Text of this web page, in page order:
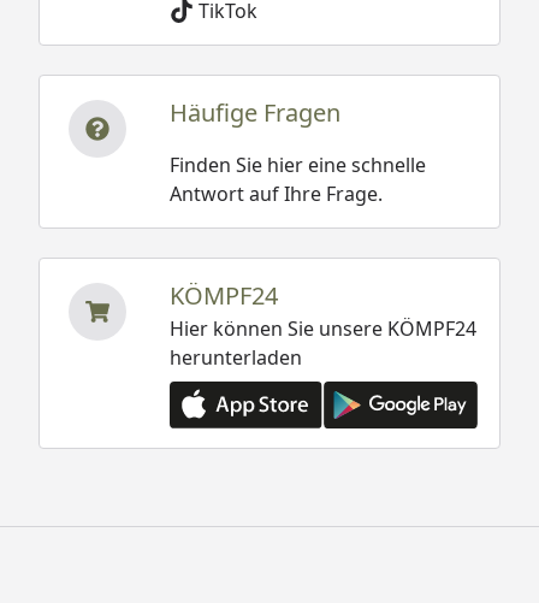
TikTok
Häufige Fragen
Finden Sie hier eine schnelle
Antwort auf Ihre Frage.
KÖMPF24
Hier können Sie unsere KÖMPF24
herunterladen